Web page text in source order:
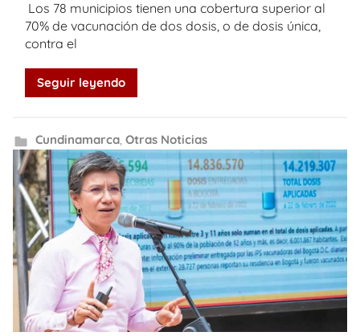
Los 78 municipios tienen una cobertura superior al
70% de vacunación de dos dosis, o de dosis única,
contra el
Seguir leyendo
Cundinamarca, Otras Noticias